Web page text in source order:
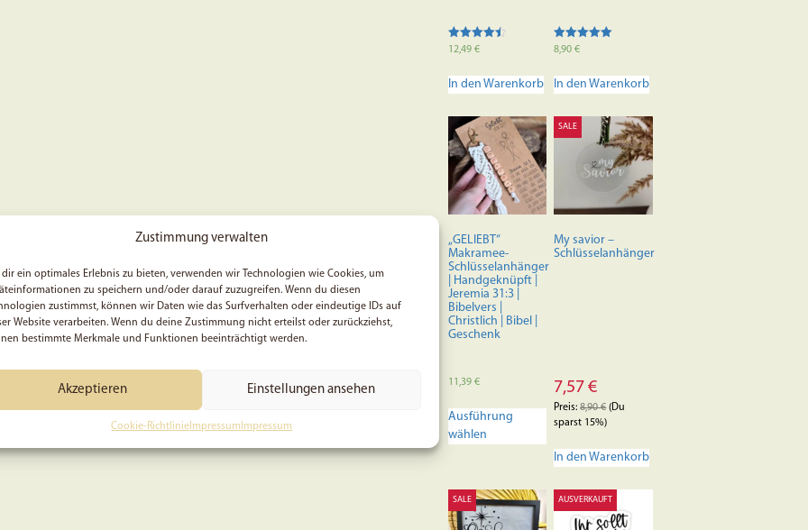
Zustimmung verwalten
dir ein optimales Erlebnis zu bieten, verwenden wir Technologien wie Cookies, um
zu speichern und/oder darauf zuzugreifen. Wenn du diesen
zustimmst, können wir Daten wie das Surfverhalten oder eindeutige IDs auf
Website verarbeiten. Wenn du deine Zustimmung nicht erteilst oder zurückziehst,
bestimmte Merkmale und Funktionen beeinträchtigt werden.
Akzeptieren Einstellungen ansehen
Cookie-Richtlinie Impressum Impressum
Bewertet
von 5
12,49 €
In den Warenkorb
Bewertet mit
8,90€
In den Warenkorb
„GELIEBT“
Makramee-
Schlüsselanhänger
| Handgeknüpft |
Jeremia 31:3 |
Bibelvers |
Christlich | Bibel |
Geschenk
11,39 €
Ausführung
wählen
Dieses
Produkt
mehrere
auf.
Die
SALE
My savior –
Schlüsselanhänger
7,57€
Preis:8,90€(Du
sparst 15%)
In den Warenkorb
SALE AUSVERKAUFT